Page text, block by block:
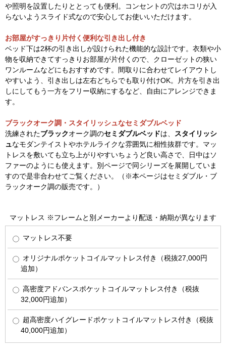
や照明を設置したりととっても便利。コンセントの穴はホコリが入
らないようスライド式なので安心してお使いいただけます。
お部屋がすっきり片付く便利な引き出し付き
ベッド下は2杯の引き出しが設けられた機能的な設計です。衣類や小
物を収納できてすっきりお部屋が片付くので、クローゼットの狭い
ワンルームなどにもおすすめです。間取りに合わせてレイアウトし
やすいよう、引き出しは左右どちらでも取り付けOK。片方を引き出
しにしてもう一方をフリー収納にするなど、自由にアレンジできま
す。
ブラックオーク調・スタイリッシュなセミダブルベッド
洗練されたブラックオーク調のセミダブルベッドは、
スタイリッシ
ュなモダンテイストやホテルライクな雰囲気に相性抜群です。マッ
トレスを敷いても立ち上がりやすいちょうど良い高さで、日中はソ
ファーのようにも使えます。別ページで同シリーズを展開していま
すので是非合わせてご覧ください。（※本ページはセミダブル・ブ
ラックオーク調の販売です。）
マットレス ※フレームと別メーカーより配送・納期が異なります
マットレス不要
オリジナルポケットコイルマットレス付き（税抜27,000円
追加）
高密度アドバンスポケットコイルマットレス付き（税抜
32,000円追加）
超高密度ハイグレードポケットコイルマットレス付き（税抜
40,000円追加）